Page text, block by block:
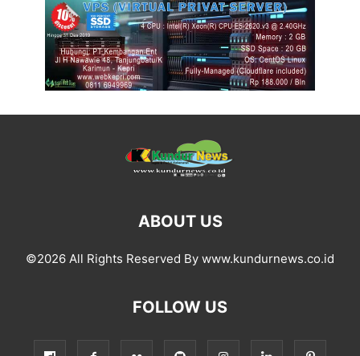
ABOUT US
©2026 All Rights Reserved By www.kundurnews.co.id
FOLLOW US